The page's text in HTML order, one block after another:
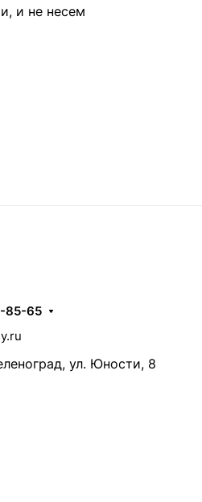
и не несем
85-65
ул. Юности, 8